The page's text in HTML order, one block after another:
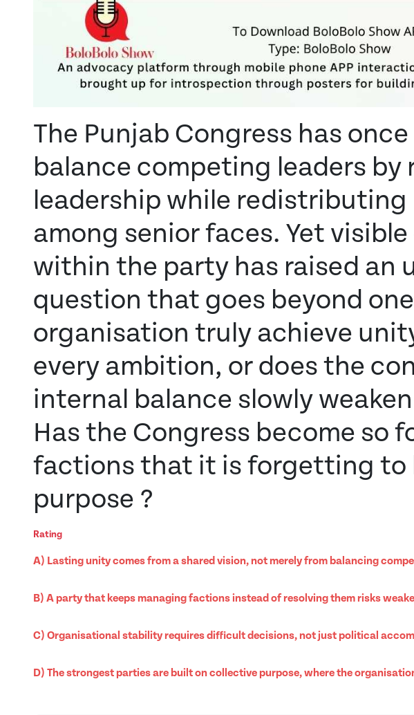
The Punjab Congress has
balance competing leaders
leadership while
among senior faces. Yet
within the party has raised an
question that goes beyond
organisation truly achieve
every ambition, or does the
internal balance slowly
Has the Congress become so
factions that it is forgetting to
purpose ?
Rating
A) Lasting unity comes from a shared vision, not merely from balancing
B) A party that keeps managing factions instead of resolving them risks
C) Organisational stability requires difficult decisions, not just political
D) The strongest parties are built on collective purpose, where the